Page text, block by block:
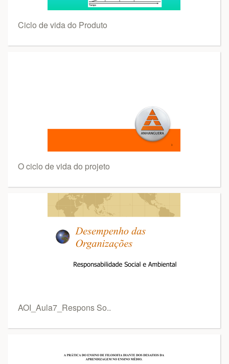
Ciclo de vida do Produto
O ciclo de vida do projeto
AOI_Aula7_Respons So..